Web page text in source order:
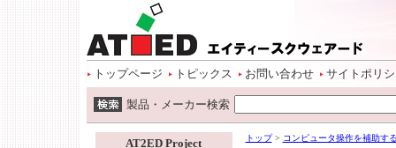
トップページ トピックス お問い合わせ サイトポリ
製品・メーカー検索
AT2ED Project
トップ> コンピュータ操作を補助す